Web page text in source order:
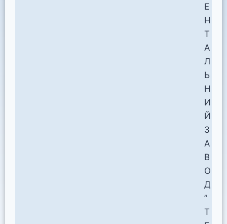
Е
Н
Т
А
Л
Ь
Н
И
Й
З
А
В
О
Д
”
Т